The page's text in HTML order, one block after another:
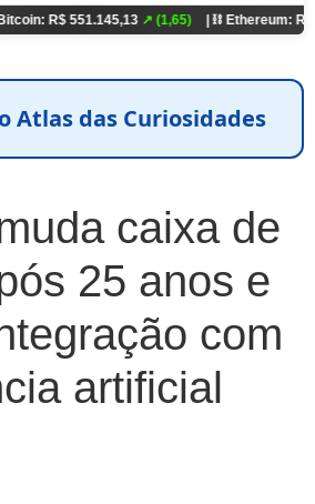
↗ (1,65) | ⛓️ Ethereum: R$ 18.321,93
Atlas das Curiosidades
caixa de
25 anos e
com
artificial